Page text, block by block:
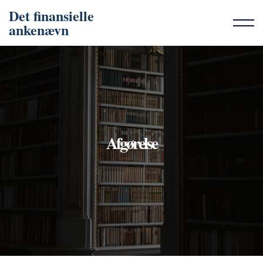
Det finansielle
ankenævn
Afgørelse